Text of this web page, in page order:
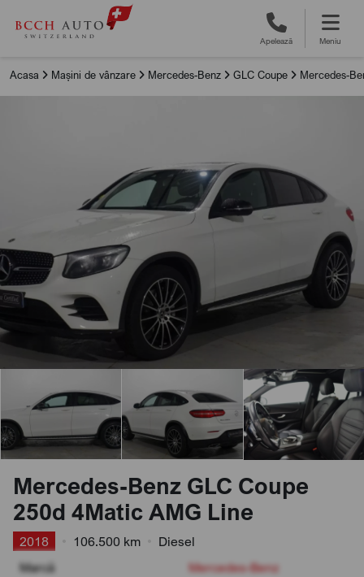
Apelează Meniu
Acasa Mașini de vânzare Mercedes-Benz GLC Coupe Mercedes-
Mercedes-Benz GLC Coupe
250d 4Matic AMG Line
2018 106.500 km
Diesel
Marcă
Mercedes-Benz